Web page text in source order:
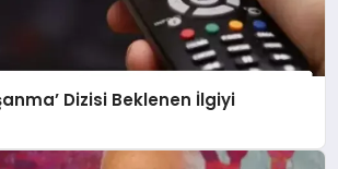
Dizisi Beklenen İlgiyi